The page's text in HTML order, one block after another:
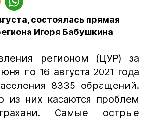
состоялась прямая
Игоря Бабушкина
регионом (ЦУР) за
по 16 августа 2021 года
8335 обращений.
из них касаются проблем
Самые острые